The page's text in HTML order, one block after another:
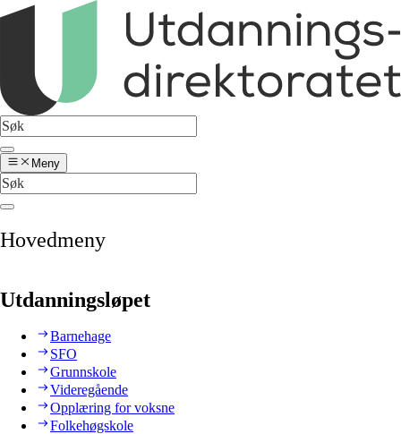
Meny
Hovedmeny
Utdanningsløpet
Barnehage
SFO
Grunnskole
Videregående
Opplæring for voksne
Folkehøgskole